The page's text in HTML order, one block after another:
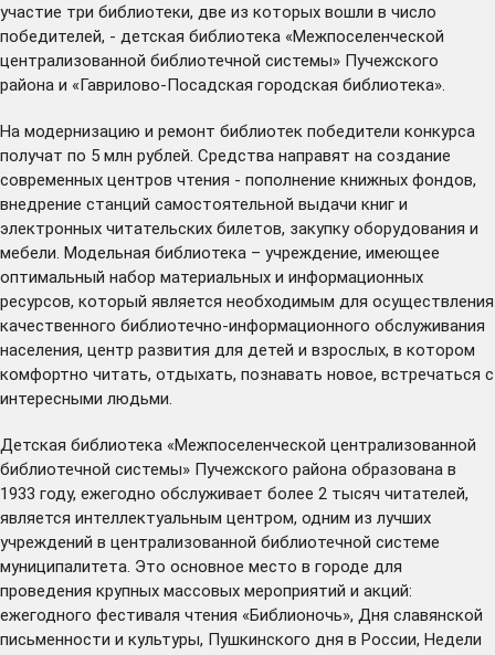
участие три библиотеки, две из которых вошли в число
победителей, - детская библиотека «Межпоселенческой
централизованной библиотечной системы» Пучежского
района и «Гаврилово-Посадская городская библиотека».
На модернизацию и ремонт библиотек победители конкурса
получат по 5 млн рублей. Средства направят на создание
современных центров чтения - пополнение книжных фондов,
внедрение станций самостоятельной выдачи книг и
электронных читательских билетов, закупку оборудования и
мебели. Модельная библиотека – учреждение, имеющее
оптимальный набор материальных и информационных
ресурсов, который является необходимым для осуществления
качественного библиотечно-информационного обслуживания
населения, центр развития для детей и взрослых, в котором
комфортно читать, отдыхать, познавать новое, встречаться с
интересными людьми.
Детская библиотека «Межпоселенческой централизованной
библиотечной системы» Пучежского района образована в
1933 году, ежегодно обслуживает более 2 тысяч читателей,
является интеллектуальным центром, одним из лучших
учреждений в централизованной библиотечной системе
муниципалитета. Это основное место в городе для
проведения крупных массовых мероприятий и акций:
ежегодного фестиваля чтения «Библионочь», Дня славянской
письменности и культуры, Пушкинского дня в России, Недели